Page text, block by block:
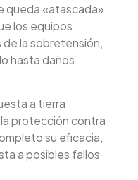
queda «atascada»
los equipos
la sobretensión,
hasta daños
a tierra
protección contra
su eficacia,
a posibles fallos